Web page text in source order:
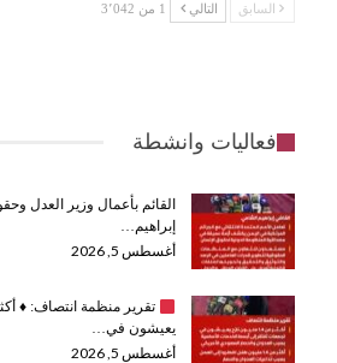
السابق التالي 1 من 3٬042
فعاليات وانشطة
القائم بأعمال وزير العدل
إبراهيم…
أغسطس 5, 2026
تقرير منظمة انتصاف: ♦️
يعيشون في…
أغسطس 5, 2026